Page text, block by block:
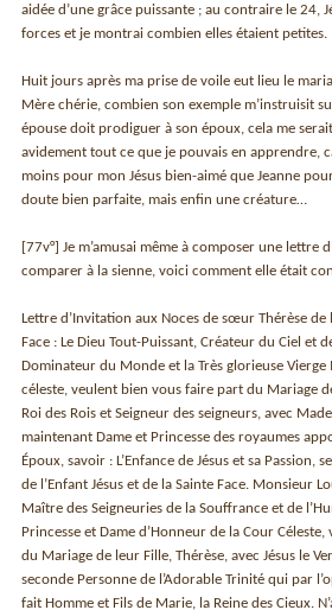
aidée d’une grâce puissante ; au contraire le 24,
forces et je montrai combien elles étaient petites.
Huit jours après ma prise de voile eut lieu le
Mère chérie, combien son exemple m’instruisit
épouse doit prodiguer à son époux, cela me
avidement tout ce que je pouvais en apprendre,
moins pour mon Jésus bien-aimé que Jeanne
doute bien parfaite, mais enfin une créature…
[77v°] Je m’amusai même à composer une lettre
comparer à la sienne, voici comment elle était
Lettre d’Invitation aux Noces de sœur Thérèse de
Face : Le Dieu Tout-Puissant, Créateur du Ciel et
Dominateur du Monde et la Très glorieuse Vierge
céleste, veulent bien vous faire part du Mariage
Roi des Rois et Seigneur des seigneurs, avec
maintenant Dame et Princesse des royaumes
Époux, savoir : L’Enfance de Jésus et sa Passion,
de l’Enfant Jésus et de la Sainte Face. Monsieur
Maître des Seigneuries de la Souffrance et de
Princesse et Dame d’Honneur de la Cour
du Mariage de leur Fille, Thérèse, avec Jésus le
seconde Personne de l’Adorable Trinité qui par
fait Homme et Fils de Marie, la Reine des Cieux.